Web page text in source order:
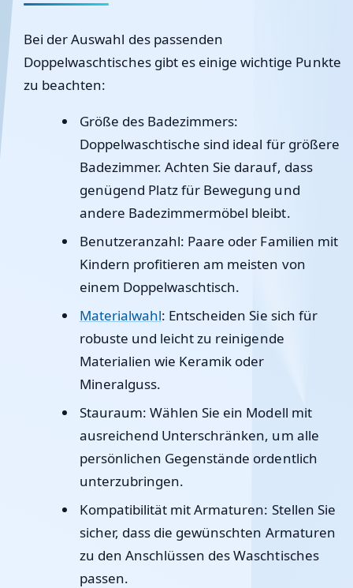
Bei der Auswahl des passenden
Doppelwaschtisches gibt es einige wichtige Punkte
zu beachten:
Größe des Badezimmers:
Doppelwaschtische sind ideal für größere
Badezimmer. Achten Sie darauf, dass
genügend Platz für Bewegung und
andere Badezimmermöbel bleibt.
Benutzeranzahl: Paare oder Familien mit
Kindern profitieren am meisten von
einem Doppelwaschtisch.
Materialwahl: Entscheiden Sie sich für
robuste und leicht zu reinigende
Materialien wie Keramik oder
Mineralguss.
Stauraum: Wählen Sie ein Modell mit
ausreichend Unterschränken, um alle
persönlichen Gegenstände ordentlich
unterzubringen.
Kompatibilität mit Armaturen: Stellen Sie
sicher, dass die gewünschten Armaturen
zu den Anschlüssen des Waschtisches
passen.